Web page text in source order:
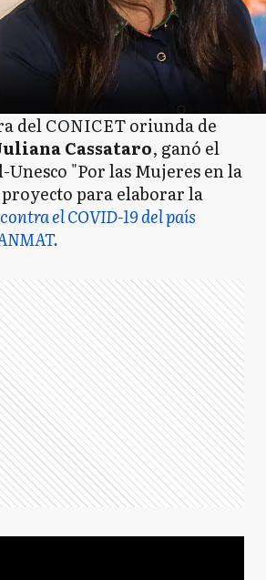
del CONICET oriunda de
Cassataro, ganó el
Unesco "Por las Mujeres en la
para elaborar la
el COVID-19 del país